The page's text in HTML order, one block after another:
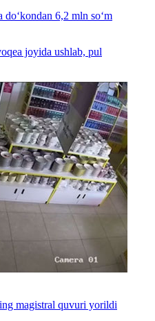
6,2 mln so‘m
joyida ushlab, pul
magistral quvuri yorildi